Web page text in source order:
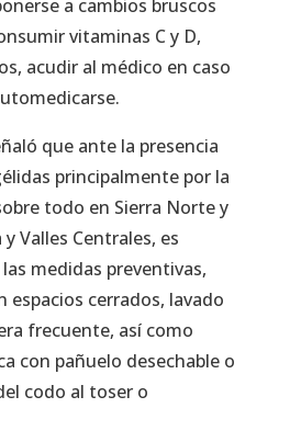
a cambios bruscos
vitaminas C y D,
acudir al médico en caso
que ante la presencia
principalmente por la
todo en Sierra Norte y
Valles Centrales, es
medidas preventivas,
espacios cerrados, lavado
frecuente, así como
con pañuelo desechable o
codo al toser o